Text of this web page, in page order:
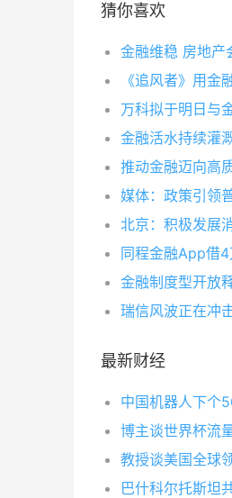
猜你喜欢
金融维稳 房地产
《追风者》用金
万科拟于明日与
金融活水持续灌
推动金融迈向高
媒体：政策引领
北京：积极发展
同程金融App借
金融制度型开放
瑞信风波正在冲
最新财经
中国机器人下个
博主谈世界杯流
教授谈美国全球
巴什科尔托斯坦